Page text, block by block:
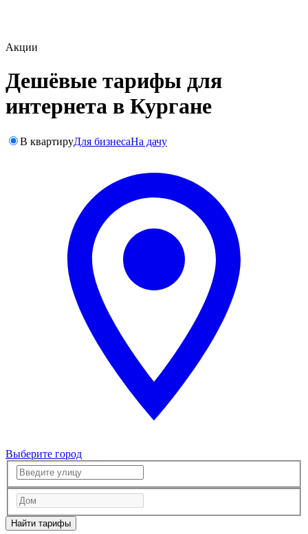
Акции
Дешёвые тарифы для
интернета в Кургане
В квартируДля бизнесаНа дачу
Выберите город
Найти тарифы